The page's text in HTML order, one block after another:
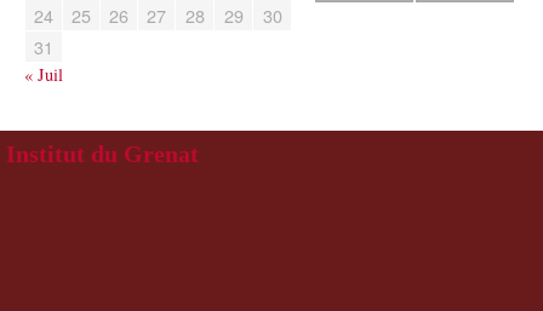
24
25 26 27 28 29
30
31
« Juil
Institut du Grenat